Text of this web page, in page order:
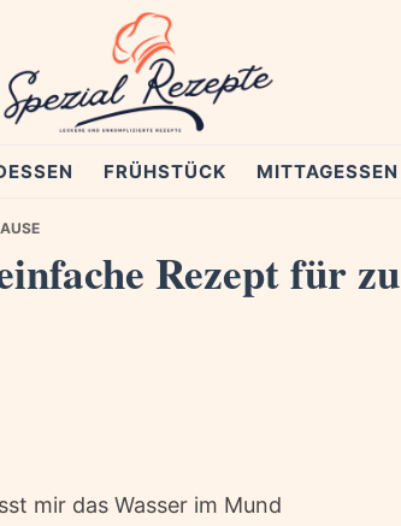
FRÜHSTÜCK MITTAGESSEN
Rezept für zu
mir das Wasser im Mund